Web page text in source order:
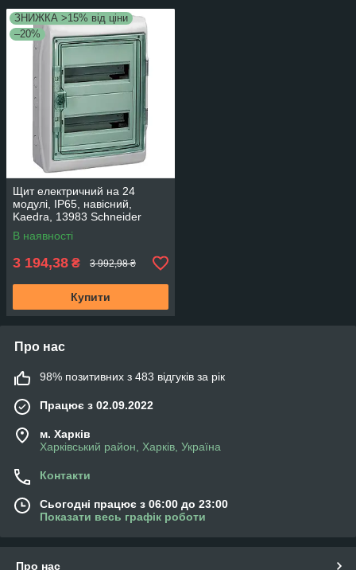
ЗНИЖКА >15% від ціни
–20%
Щит електричний на 24
модулі, ІР65, навісний,
Kaedra, 13983 Schneider
В наявності
3 194,38 ₴ 3 992,98 ₴
Купити
Про нас
98% позитивних з 483 відгуків за рік
Працює з 02.09.2022
м. Харків
Харківський район, Харків, Україна
Контакти
Сьогодні працює з 06:00 до 23:00
Показати весь графік роботи
Про нас